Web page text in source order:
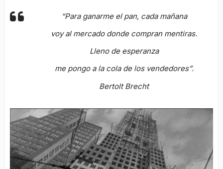
“Para ganarme el pan, cada mañana
voy al mercado donde compran mentiras.
Lleno de esperanza
me pongo a la cola de los vendedores”.
Bertolt Brecht